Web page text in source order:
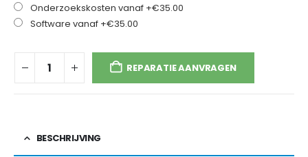
Onderzoekskosten vanaf +€35.00
Software vanaf +€35.00
REPARATIE AANVRAGEN
BESCHRIJVING